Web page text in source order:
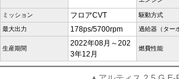
ミッション フロアCVT 駆動方式
最大出力 178ps/5700rpm 過給器（ター
生産期間
2022年08月～202
3年12月
燃費性能